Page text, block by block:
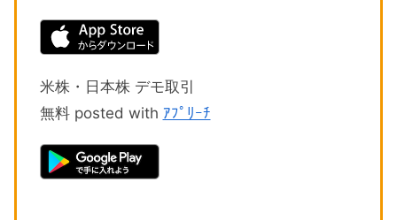
米株・日本株 デモ取引
無料 posted with ｱﾌﾟﾘｰﾁ